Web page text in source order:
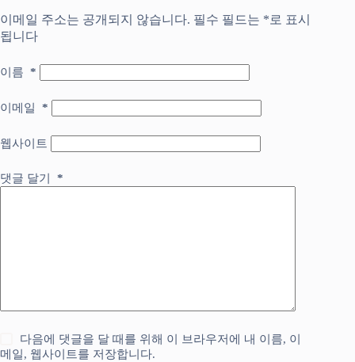
이메일 주소는 공개되지 않습니다. 필수 필드는 * 로 표시
됩니다
이름 *
이메일 *
웹사이트
댓글 달기 *
다음에 댓글을 달 때를 위해 이 브라우저에 내 이름, 이
메일, 웹사이트를 저장합니다.